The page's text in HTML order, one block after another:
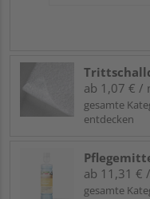
ab 1,07 € /
gesamte
entdecken
ab 11,31 €
gesamte